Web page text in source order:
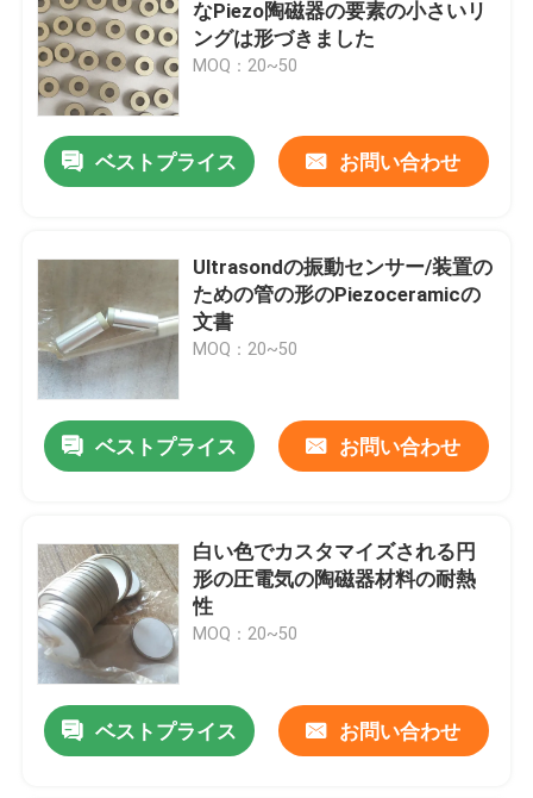
なPiezo陶磁器の要素の小さいリ
ングは形づきました
MOQ：20~50
ベストプライス お問い合わせ
Ultrasondの振動センサー/装置の
ための管の形のPiezoceramicの
文書
MOQ：20~50
ベストプライス お問い合わせ
白い色でカスタマイズされる円
形の圧電気の陶磁器材料の耐熱
性
MOQ：20~50
ベストプライス お問い合わせ